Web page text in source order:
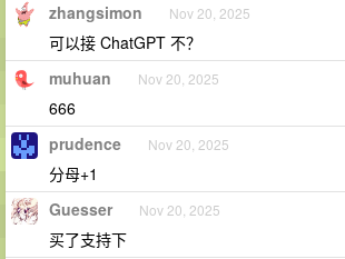
zhangsimon Nov 20, 2025
可以接 ChatGPT 不？
muhuan Nov 20, 2025
666
prudence Nov 20, 2025
分母+1
Guesser Nov 20, 2025
买了支持下